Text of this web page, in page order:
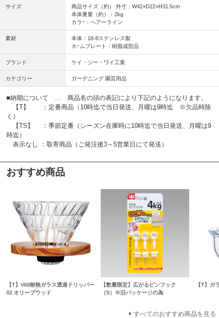
サイズ
商品サイズ（約） 外寸：W42×D22×H31.5cm
本体重量（約）：2kg
カラｰ：ヘアーライン
素材
本体：18-8ステンレス製
ネｰムプレート：樹脂成型品
ブランド ケイ・ジー・ワイ工業
カテゴリー ガーデニング 園芸用品
■納期について … 商品名の頭の表記により下記のようになります。
【T】 ：定番商品（10時迄で当日発送、月曜は9時迄 ※欠品時除
く）
【TS】 ：季節定番（シーズン在庫時に10時迄で当日発送、月曜は9
時迄）
表示なし ：取寄商品（ご発注後3～5営業日にて発送）
おすすめ商品
【T】V60耐熱ガラス透過ドリッパー
02 オリーブウッド
【数量限定】広がるピンフック
（S）※旧パッケージの為
【T】ガ
すべてのおすすめ商品を見る